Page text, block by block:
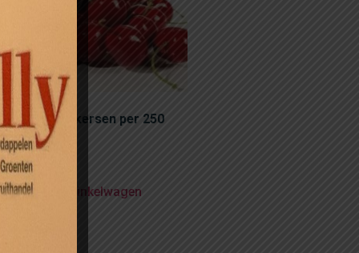
Hollandse kersen per 250
aan winkelwagen